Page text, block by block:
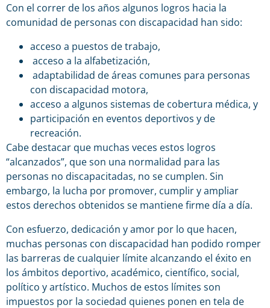
Con el correr de los años algunos logros hacia la
comunidad de personas con discapacidad han sido:
acceso a puestos de trabajo,
acceso a la alfabetización,
adaptabilidad de áreas comunes para personas
con discapacidad motora,
acceso a algunos sistemas de cobertura médica, y
participación en eventos deportivos y de
recreación.
Cabe destacar que muchas veces estos logros
“alcanzados”, que son una normalidad para las
personas no discapacitadas, no se cumplen. Sin
embargo, la lucha por promover, cumplir y ampliar
estos derechos obtenidos se mantiene firme día a día.
Con esfuerzo, dedicación y amor por lo que hacen,
muchas personas con discapacidad han podido romper
las barreras de cualquier límite alcanzando el éxito en
los ámbitos deportivo, académico, científico, social,
político y artístico. Muchos de estos límites son
impuestos por la sociedad quienes ponen en tela de